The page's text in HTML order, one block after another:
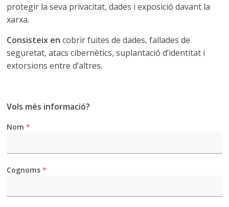
protegir la seva privacitat, dades i exposició davant la
xarxa.
Consisteix en cobrir fuites de dades, fallades de
seguretat, atacs cibernètics, suplantació d’identitat i
extorsions entre d’altres.
Vols més informació?
Nom *
Cognoms *